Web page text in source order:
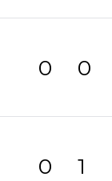
0 0
0 1